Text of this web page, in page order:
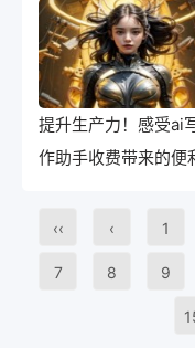
提升生产力！感受ai
作助手收费带来的便
‹‹ ‹ 1
7 8 9